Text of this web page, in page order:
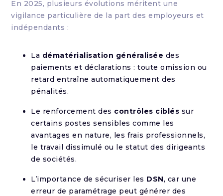
En 2025, plusieurs évolutions méritent une
vigilance particulière de la part des employeurs et
indépendants :
La dématérialisation généralisée des
paiements et déclarations : toute omission ou
retard entraîne automatiquement des
pénalités.
Le renforcement des contrôles ciblés sur
certains postes sensibles comme les
avantages en nature, les frais professionnels,
le travail dissimulé ou le statut des dirigeants
de sociétés.
L’importance de sécuriser les DSN, car une
erreur de paramétrage peut générer des